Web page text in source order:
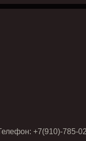
+7(910)-785-